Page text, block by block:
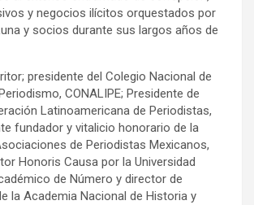
y negocios ilícitos orquestados por
y socios durante sus largos años de
presidente del Colegio Nacional de
CONALIPE; Presidente de
Latinoamericana de Periodistas,
fundador y vitalicio honorario de la
de Periodistas Mexicanos,
Honoris Causa por la Universidad
de Número y director de
la Academia Nacional de Historia y